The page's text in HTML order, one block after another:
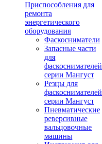
Приспособления для
ремонта
энергетического
оборудования
Фаскосниматели
Запасные части
для
фаскоснимателей
серии Мангуст
Резцы для
фаскоснимателей
серии Мангуст
Пневматические
реверсивные
вальцовочные
машины